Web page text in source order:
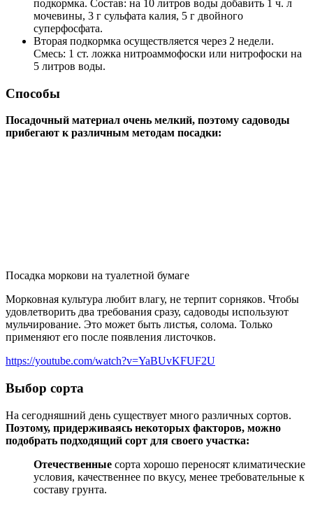
подкормка. Состав: на 10 литров воды добавить 1 ч. л
мочевины, 3 г сульфата калия, 5 г двойного
суперфосфата.
Вторая подкормка осуществляется через 2 недели.
Смесь: 1 ст. ложка нитроаммофоски или нитрофоски на
5 литров воды.
Способы
Посадочный материал очень мелкий, поэтому садоводы
прибегают к различным методам посадки:
Посадка моркови на туалетной бумаге
Морковная культура любит влагу, не терпит сорняков. Чтобы
удовлетворить два требования сразу, садоводы используют
мульчирование. Это может быть листья, солома. Только
применяют его после появления листочков.
https://youtube.com/watch?v=YaBUvKFUF2U
Выбор сорта
На сегодняшний день существует много различных сортов.
Поэтому, придерживаясь некоторых факторов, можно
подобрать подходящий сорт для своего участка:
Отечественные сорта хорошо переносят климатические
условия, качественнее по вкусу, менее требовательные к
составу грунта.